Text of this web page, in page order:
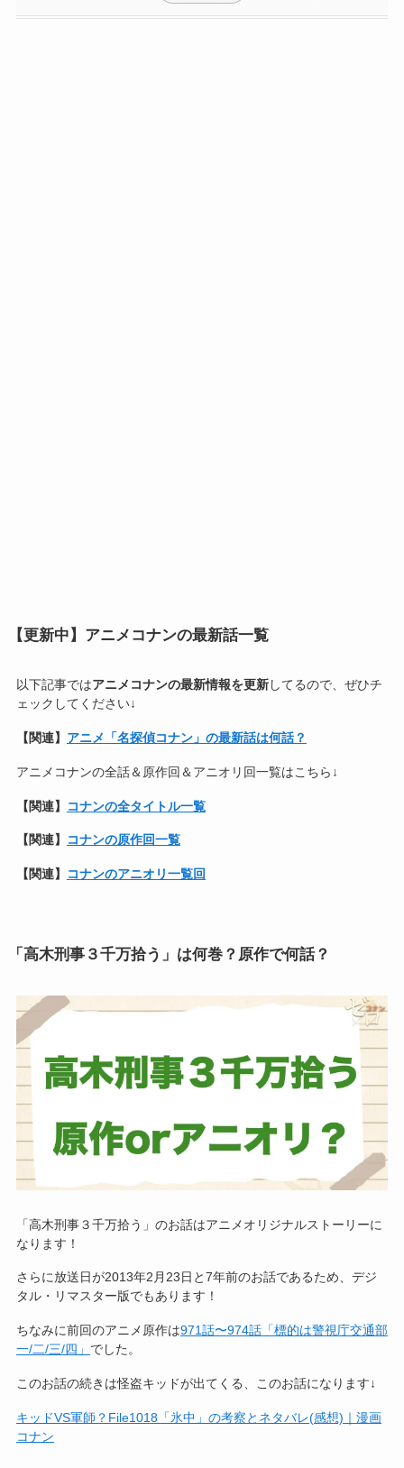
【更新中】アニメコナンの最新話一覧
以下記事ではアニメコナンの最新情報を更新してるので、ぜひチ
ェックしてください↓
【関連】 アニメ「名探偵コナン」の最新話は何話？
アニメコナンの全話＆原作回＆アニオリ回一覧はこちら↓
【関連】 コナンの全タイトル一覧
【関連】 コナンの原作回一覧
【関連】 コナンのアニオリ一覧回
「高木刑事３千万拾う」は何巻？原作で何話？
「高木刑事３千万拾う」のお話はアニメオリジナルストーリーに
なります！
さらに放送日が2013年2月23日と7年前のお話であるため、デジ
タル・リマスター版でもあります！
ちなみに前回のアニメ原作は971話〜974話「標的は警視庁交通部
一/二/三/四」 でした。
このお話の続きは怪盗キッドが出てくる、このお話になります↓
キッドVS軍師？File1018「氷中」の考察とネタバレ(感想)｜漫画
コナン